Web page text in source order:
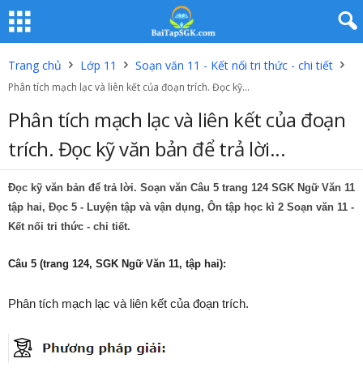
Trang chủ Lớp 11 Soạn văn 11 - Kết nối tri thức - chi tiết
Phân tích mạch lạc và liên kết của đoạn trích. Đọc kỹ...
Phân tích mạch lạc và liên kết của đoạn
trích. Đọc kỹ văn bản để trả lời...
Đọc kỹ văn bản để trả lời. Soạn văn Câu 5 trang 124 SGK Ngữ Văn 11
tập hai, Đọc 5 - Luyện tập và vận dụng, Ôn tập học kì 2 Soạn văn 11 -
Kết nối tri thức - chi tiết.
Câu 5 (trang 124, SGK Ngữ Văn 11, tập hai):
Phân tích mạch lạc và liên kết của đoạn trích.